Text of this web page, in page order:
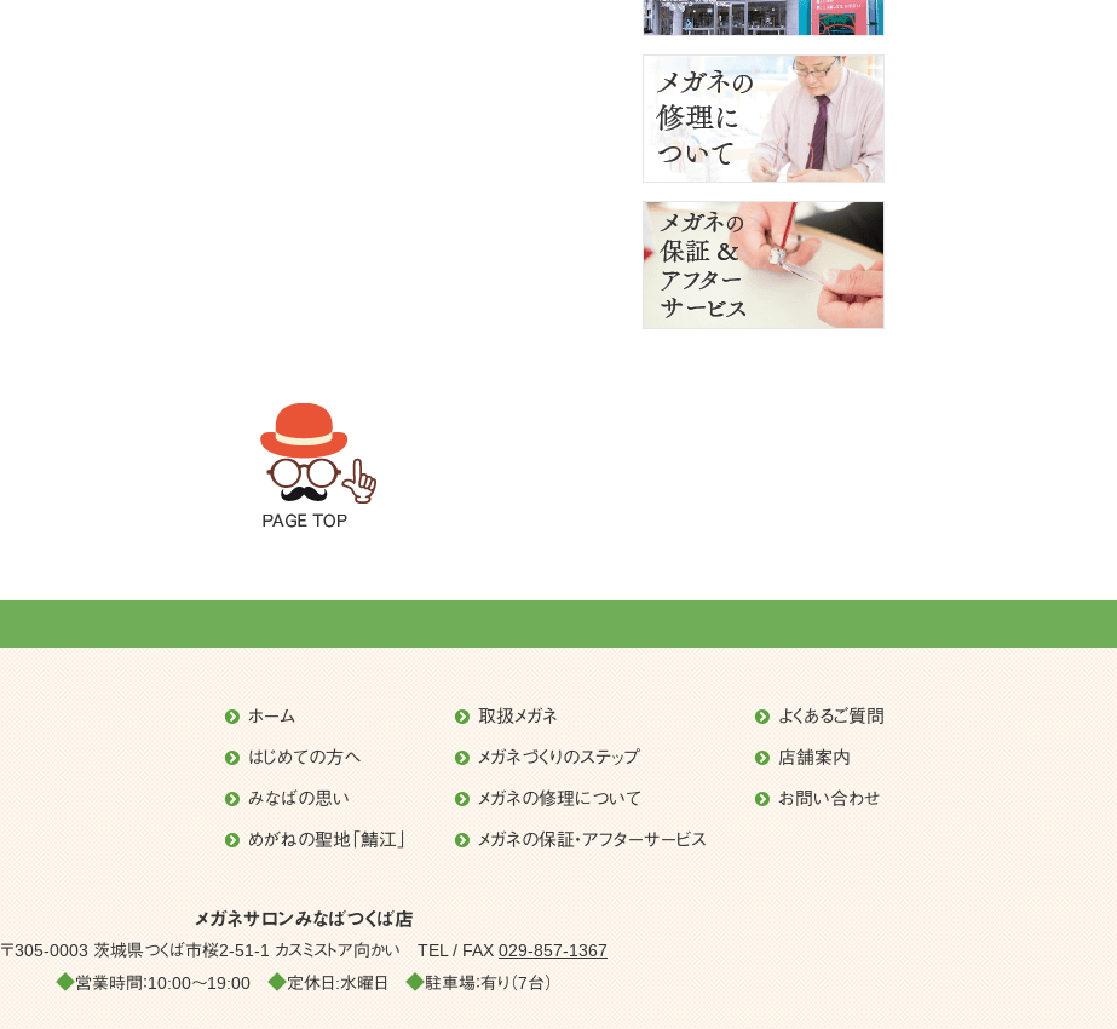
ホーム
はじめての方へ
みなばの思い
めがねの聖地「鯖江」
取扱メガネ
メガネづくりのステップ
メガネの修理について
メガネの保証・アフターサービス
よくあるご質問
店舗案内
お問い合わせ
メガネサロンみなばつくば店
〒305-0003 茨城県つくば市桜2-51-1 カスミストア向かい TEL / FAX 029-857-1367
◆営業時間：10:00～19:00 ◆定休日:水曜日 ◆駐車場：有り（7台）